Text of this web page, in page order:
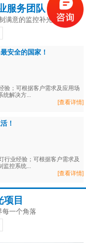
服务团队
满意的监控补光方案
安全的国家！
验；可根据客户需求及应用场
统解决方...
[查看详情]
！
行业经验；可根据客户需求及
控系统...
[查看详情]
目
每一个角落